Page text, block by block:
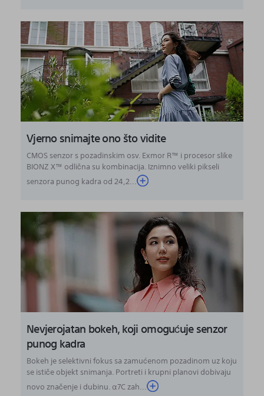
Vjerno snimajte ono što vidite
CMOS senzor s pozadinskim osv. Exmor R™ i procesor slike
BIONZ X™ odlična su kombinacija. Iznimno veliki pikseli
senzora punog kadra od 24,2...
Nevjerojatan bokeh, koji omogućuje senzor
punog kadra
Bokeh je selektivni fokus sa zamućenom pozadinom uz koju
se ističe objekt snimanja. Portreti i krupni planovi dobivaju
novo značenje i dubinu. α7C zah...